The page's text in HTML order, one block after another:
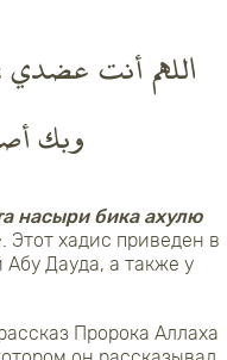
اللهم أنت
وبك
насыри бика ахулю
Этот хадис приведен в
Дауда, а также у
Пророка Аллаха